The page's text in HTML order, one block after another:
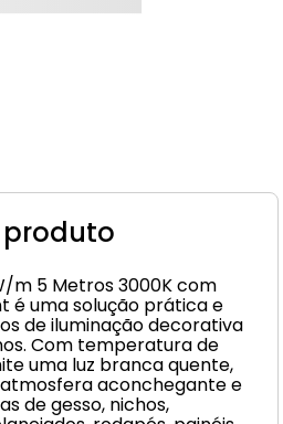
produto
m 5 Metros 3000K com
é uma solução prática e
de iluminação decorativa
Com temperatura de
uma luz branca quente,
aconchegante e
de gesso, nichos,